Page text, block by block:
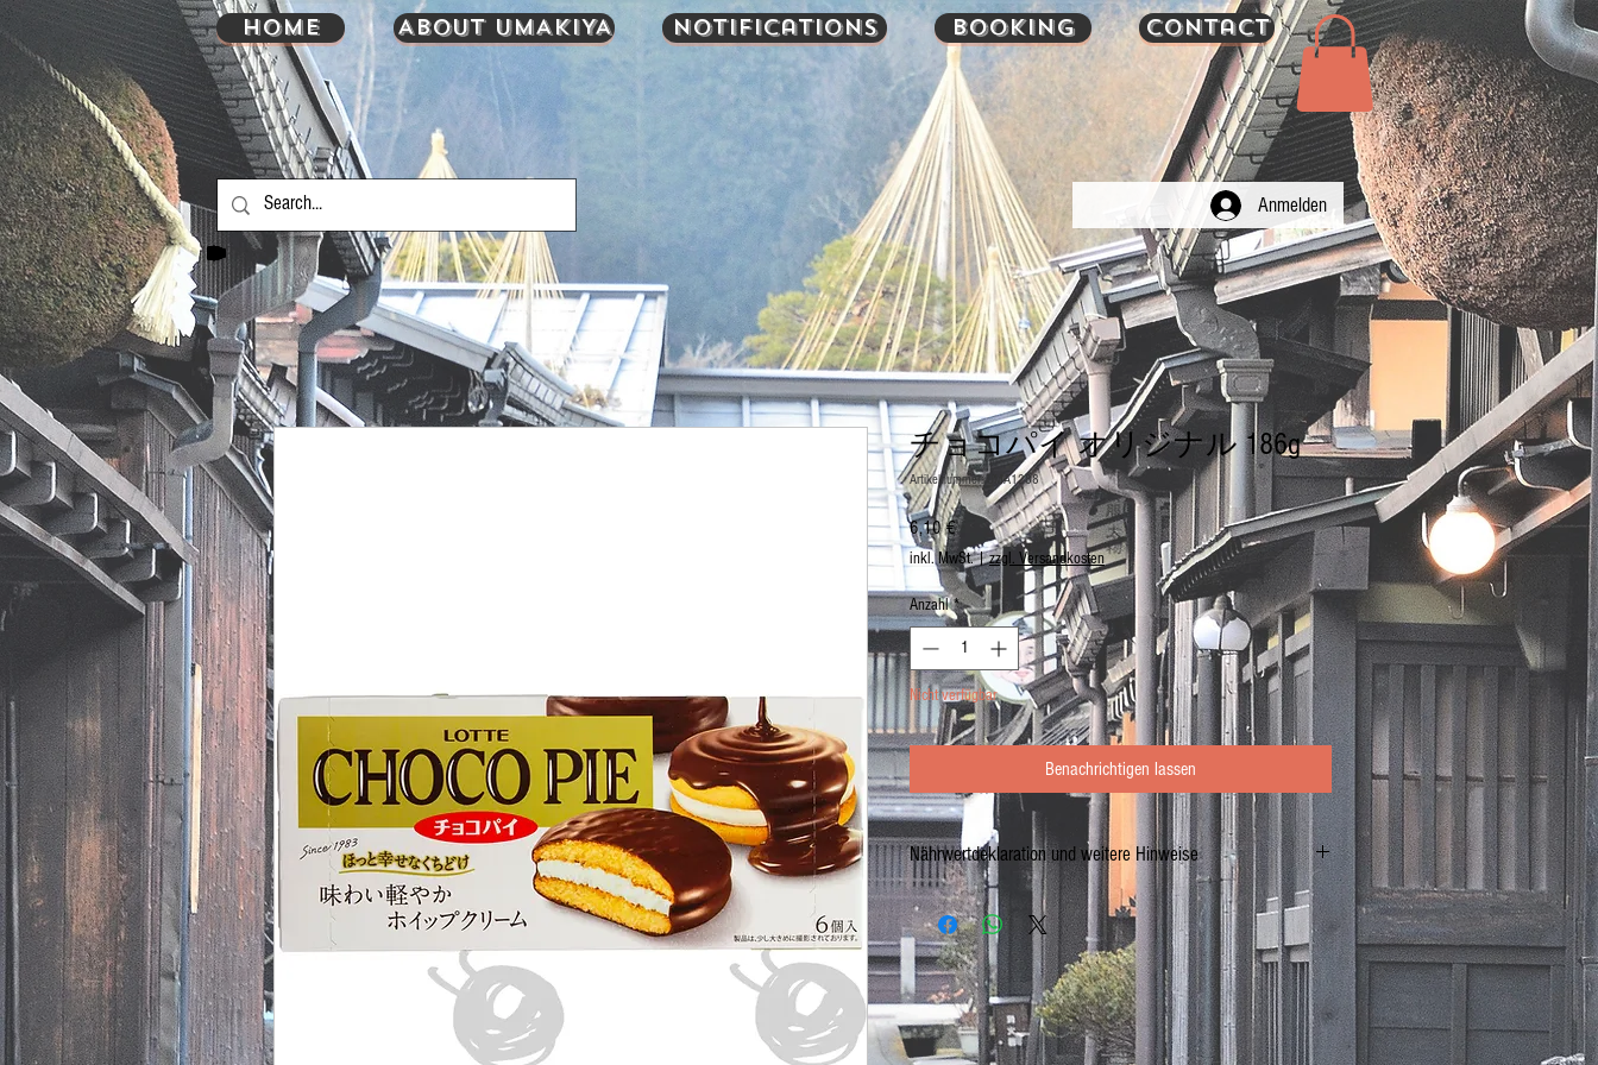
Anmelden
チョコパイ オリジナル 186g
Artikelnummer: UMA1288
6,10 €Preis
inkl. MwSt.|zzgl. Versandkosten
Anzahl *
Nicht verfügbar
Benachrichtigen lassen
Nährwertdeklaration und weitere Hinweise
HOME About UMAKIYA Notifications Booking Contact